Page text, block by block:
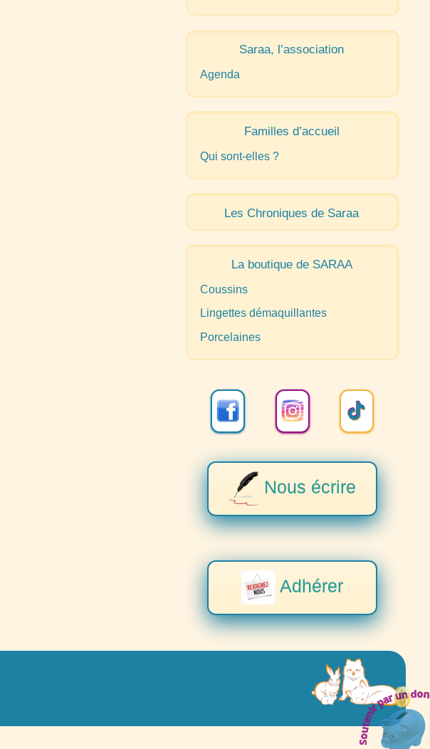
Saraa, l’association
Agenda
Familles d’accueil
Qui sont-elles ?
Les Chroniques de Saraa
La boutique de SARAA
Coussins
Lingettes démaquillantes
Porcelaines
Nous écrire
Adhérer